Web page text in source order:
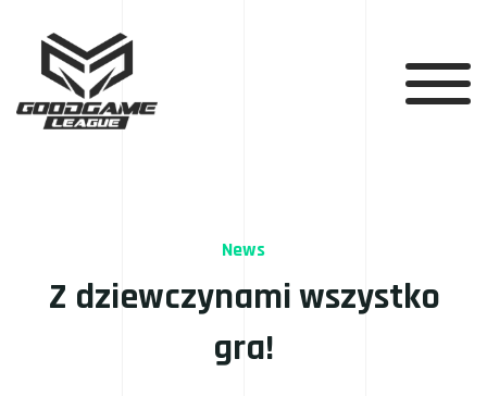
News
Z dziewczynami wszystko
gra!